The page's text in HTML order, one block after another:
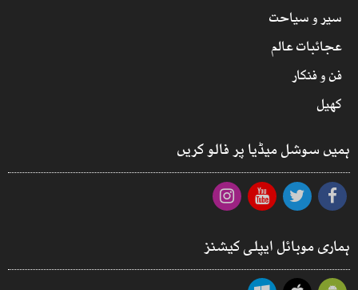
سیر و سیاحت
عجائبات عالم
فن و فنکار
کھیل
ہمیں سوشل میڈیا پر فالو کریں
ہماری موبائل ایپلی کیشنز